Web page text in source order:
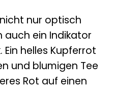
nur optisch
auch ein Indikator
helles Kupferrot
und blumigen Tee
Rot auf einen